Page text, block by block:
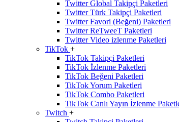
Twitter Global Takipçi Paketleri
Twitter Türk Takipçi Paketleri
Twitter Favori (Beğeni) Paketleri
Twitter ReTweeT Paketleri
Twitter Video izlenme Paketleri
TikTok +
TikTok Takipçi Paketleri
TikTok İzlenme Paketleri
TikTok Beğeni Paketleri
TikTok Yorum Paketleri
TikTok Combo Paketleri
TikTok Canlı Yayın İzlenme
Twitch +